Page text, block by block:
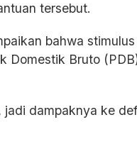
tersebut.
bahwa
Domestik Bruto
dampaknya ke